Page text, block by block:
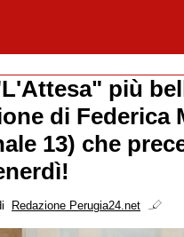
più
di Federica
13) che
Redazione Perugia24.net